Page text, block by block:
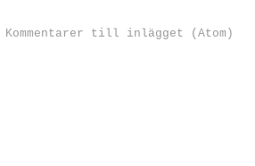
Kommentarer till inlägget (Atom)